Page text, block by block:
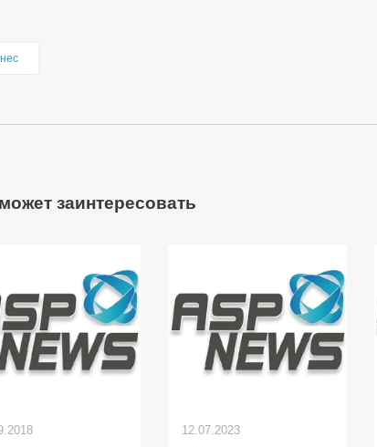
заинтересовать
12.07.2023